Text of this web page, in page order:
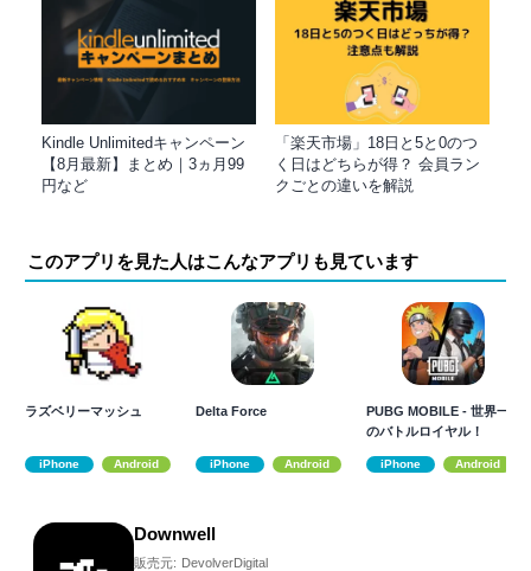
Kindle Unlimitedキャンペーン
【8月最新】まとめ｜3ヵ月99
円など
「楽天市場」18日と5と0のつ
く日はどちらが得？ 会員ラン
クごとの違いを解説
このアプリを見た人はこんなアプリも見ています
ラズベリーマッシュ
iPhone Android
Delta Force
iPhone Android
PUBG MOBILE - 世界一
のバトルロイヤル！
iPhone Android
Downwell
販売元: DevolverDigital